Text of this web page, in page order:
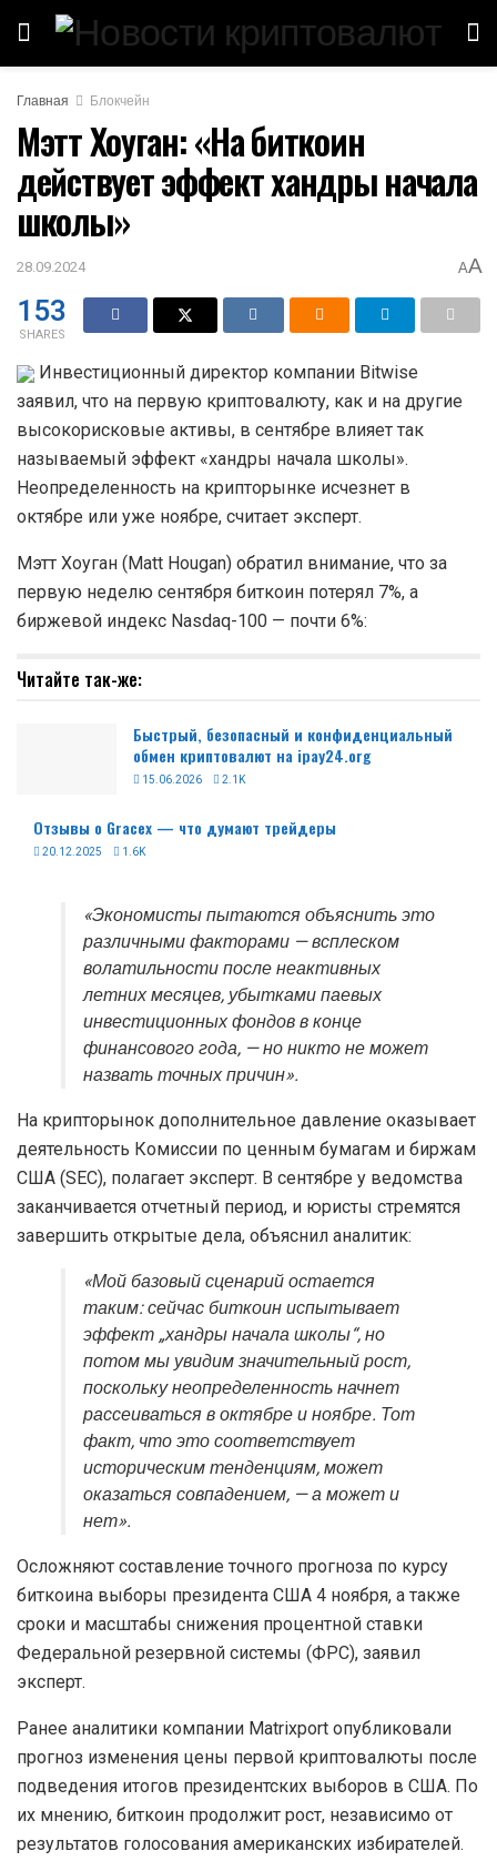
Главная Блокчейн
Мэтт Хоуган: «На биткоин
действует эффект хандры начала
школы»
28.09.2024 AA
153
SHARES
Инвестиционный директор компании Bitwise
заявил, что на первую криптовалюту, как и на другие
высокорисковые активы, в сентябре влияет так
называемый эффект «хандры начала школы».
Неопределенность на крипторынке исчезнет в
октябре или уже ноябре, считает эксперт.
Мэтт Хоуган (Matt Hougan) обратил внимание, что за
первую неделю сентября биткоин потерял 7%, а
биржевой индекс Nasdaq-100 — почти 6%:
Читайте так-же:
Быстрый, безопасный и конфиденциальный
обмен криптовалют на ipay24.org
15.06.2026 2.1K
Отзывы о Gracex — что думают трейдеры
20.12.2025 1.6K
«Экономисты пытаются объяснить это
различными факторами — всплеском
волатильности после неактивных
летних месяцев, убытками паевых
инвестиционных фондов в конце
финансового года, — но никто не может
назвать точных причин».
На крипторынок дополнительное давление оказывает
деятельность Комиссии по ценным бумагам и биржам
США (SEC), полагает эксперт. В сентябре у ведомства
заканчивается отчетный период, и юристы стремятся
завершить открытые дела, объяснил аналитик:
«Мой базовый сценарий остается
таким: сейчас биткоин испытывает
эффект „хандры начала школы“, но
потом мы увидим значительный рост,
поскольку неопределенность начнет
рассеиваться в октябре и ноябре. Тот
факт, что это соответствует
историческим тенденциям, может
оказаться совпадением, — а может и
нет».
Осложняют составление точного прогноза по курсу
биткоина выборы президента США 4 ноября, а также
сроки и масштабы снижения процентной ставки
Федеральной резервной системы (ФРС), заявил
эксперт.
Ранее аналитики компании Matrixport опубликовали
прогноз изменения цены первой криптовалюты после
подведения итогов президентских выборов в США. По
их мнению, биткоин продолжит рост, независимо от
результатов голосования американских избирателей.